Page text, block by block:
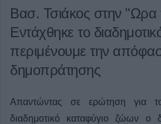
Βασ. Τσιάκος στην "Ωρα
Εντάχθηκε το
περιμένουμε την
δημοπράτησης
Απαντώντας σε ερώτηση για
διαδημοτικό καταφύγιο ζώων ο